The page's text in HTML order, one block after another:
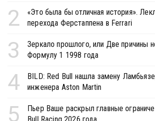
2
«Это была бы отличная история».
перехода Ферстаппена в Ferrari
3
Зеркало прошлого, или Две причины
Формулу 1 1998 года
4
BILD: Red Bull нашла замену
инженера Aston Martin
5
Пьер Ваше раскрыл главные